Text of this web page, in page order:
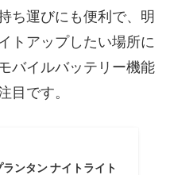
ち運びにも便利で、明
トアップしたい場所に
バイルバッテリー機能
目です。
ンタン ナイトライト